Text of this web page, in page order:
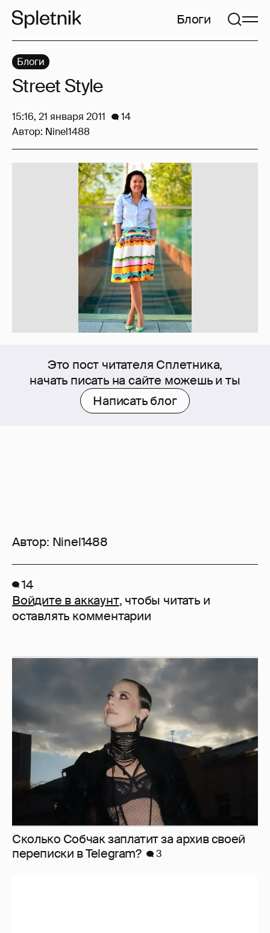
Блоги
Это пост читателя Сплетника,
начать писать на сайте можешь и ты
Написать блог
Автор: Ninel1488
Блоги
Street Style
15:16, 21 января 2011
14
Автор: Ninel1488
14
Войдите в аккаунт, чтобы читать и
оставлять комментарии
Сколько Собчак заплатит за архив своей
перeписки в Telegram?
3